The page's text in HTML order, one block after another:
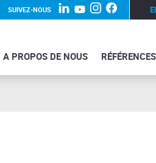
SUIVEZ-NOUS
A PROPOS DE NOUS RÉFÉRENCES